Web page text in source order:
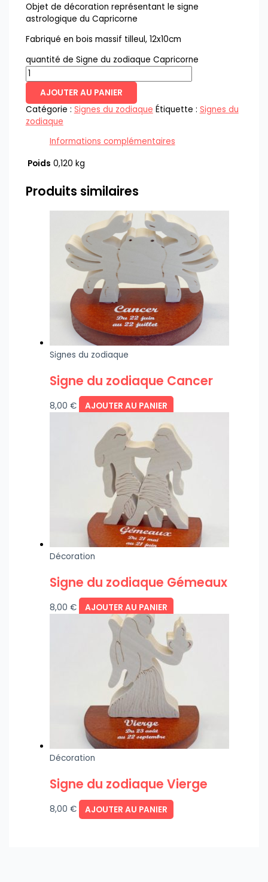
Objet de décoration représentant le signe
astrologique du Capricorne
Fabriqué en bois massif tilleul, 12x10cm
quantité de Signe du zodiaque Capricorne
AJOUTER AU PANIER
Catégorie : Signes du zodiaque Étiquette : Signes du
zodiaque
Informations complémentaires
Poids 0,120 kg
Produits similaires
Signes du zodiaque
Signe du zodiaque Cancer
8,00 € AJOUTER AU PANIER
Décoration
Signe du zodiaque Gémeaux
8,00 € AJOUTER AU PANIER
Décoration
Signe du zodiaque Vierge
8,00 € AJOUTER AU PANIER